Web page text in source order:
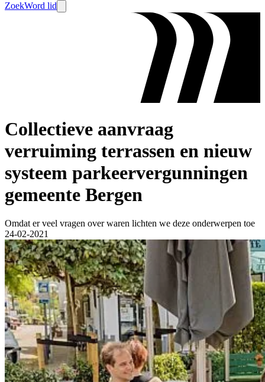
ZoekWord lid
Collectieve aanvraag
verruiming terrassen en nieuw
systeem parkeervergunningen
gemeente Bergen
Omdat er veel vragen over waren lichten we deze onderwerpen toe
24-02-2021